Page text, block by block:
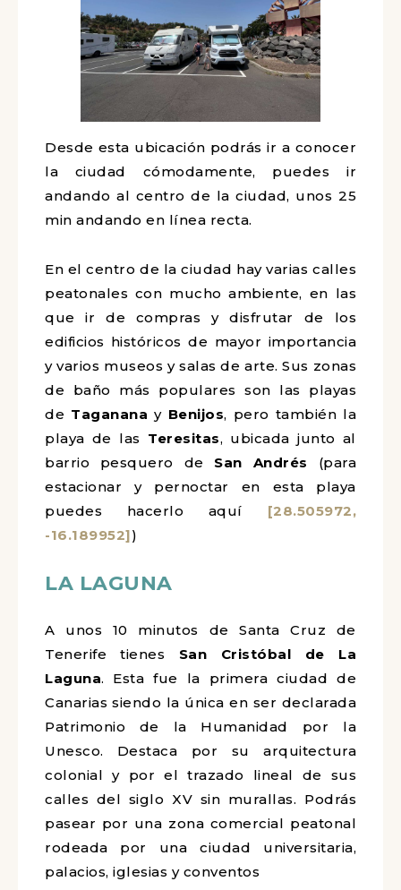
Desde esta ubicación podrás ir a conocer
la ciudad cómodamente, puedes ir
andando al centro de la ciudad, unos 25
min andando en línea recta.
En el centro de la ciudad hay varias calles
peatonales con mucho ambiente, en las
que ir de compras y disfrutar de los
edificios históricos de mayor importancia
y varios museos y salas de arte. Sus zonas
de baño más populares son las playas
de Taganana y Benijos, pero también la
playa de las Teresitas, ubicada junto al
barrio pesquero de San Andrés (para
estacionar y pernoctar en esta playa
puedes hacerlo aquí [28.505972,
-16.189952])
LA LAGUNA
A unos 10 minutos de Santa Cruz de
Tenerife tienes San Cristóbal de La
Laguna. Esta fue la primera ciudad de
Canarias siendo la única en ser declarada
Patrimonio de la Humanidad por la
Unesco. Destaca por su arquitectura
colonial y por el trazado lineal de sus
calles del siglo XV sin murallas. Podrás
pasear por una zona comercial peatonal
rodeada por una ciudad universitaria,
palacios, iglesias y conventos